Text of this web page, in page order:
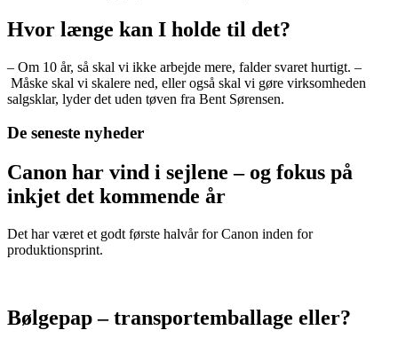
Hvor længe kan I holde til det?
– Om 10 år, så skal vi ikke arbejde mere, falder svaret hurtigt. –
Måske skal vi skalere ned, eller også skal vi gøre virksomheden
salgsklar, lyder det uden tøven fra Bent Sørensen.
De seneste nyheder
Canon har vind i sejlene – og fokus på
inkjet det kommende år
Det har været et godt første halvår for Canon inden for
produktionsprint.
Bølgepap – transportemballage eller?